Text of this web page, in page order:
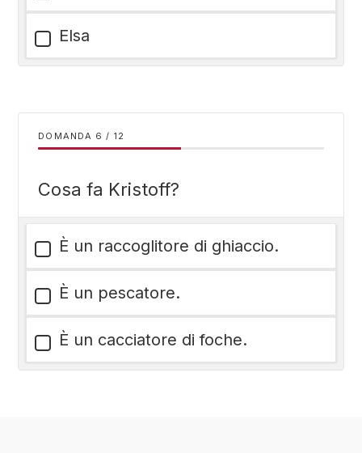
Elsa
DOMANDA / 12
Cosa fa Kristoff?
È un raccoglitore di ghiaccio.
È un pescatore.
È un cacciatore di foche.